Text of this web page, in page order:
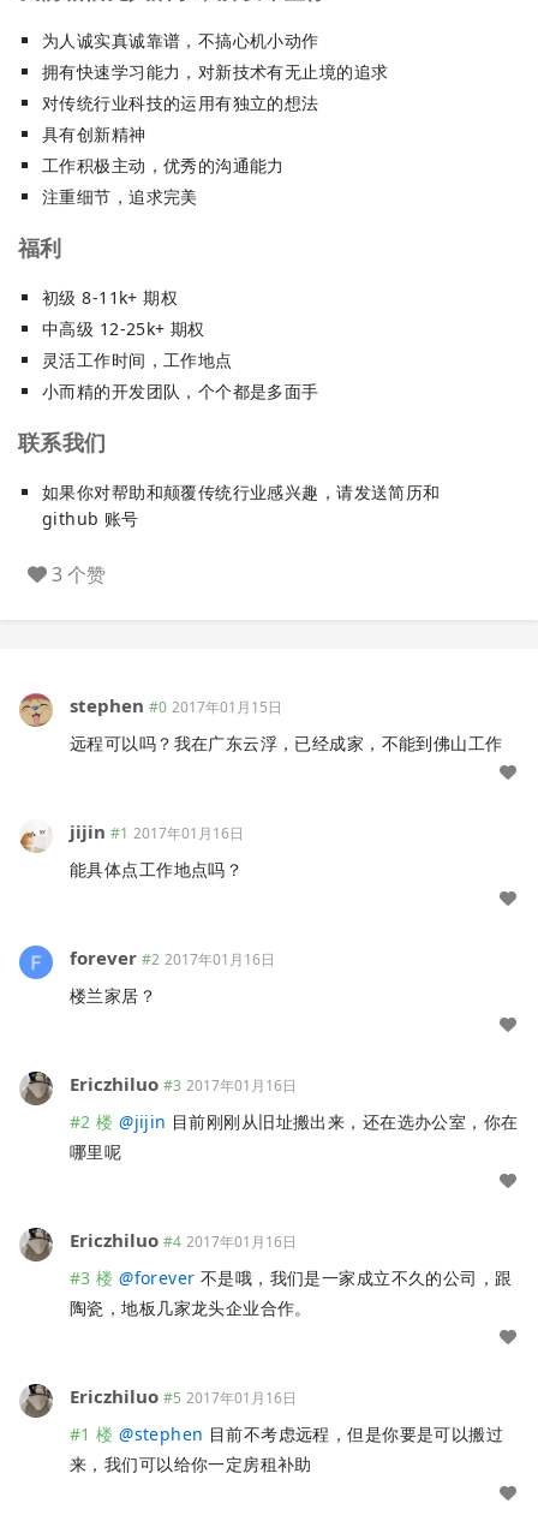
为人诚实真诚靠谱，不搞心机小动作
拥有快速学习能力，对新技术有无止境的追求
对传统行业科技的运用有独立的想法
具有创新精神
工作积极主动，优秀的沟通能力
注重细节，追求完美
福利
初级 8-11k+ 期权
中高级 12-25k+ 期权
灵活工作时间，工作地点
小而精的开发团队，个个都是多面手
联系我们
如果你对帮助和颠覆传统行业感兴趣，请发送简历和
github 账号
3 个赞
stephen #0 2017年01月15日
远程可以吗？我在广东云浮，已经成家，不能到佛山工作
jijin #1 2017年01月16日
能具体点工作地点吗？
forever #2 2017年01月16日
楼兰家居？
Ericzhiluo #3 2017年01月16日
#2 楼 @jijin 目前刚刚从旧址搬出来，还在选办公室，你在
哪里呢
Ericzhiluo #4 2017年01月16日
#3 楼 @forever 不是哦，我们是一家成立不久的公司，跟
陶瓷，地板几家龙头企业合作。
Ericzhiluo #5 2017年01月16日
#1 楼 @stephen 目前不考虑远程，但是你要是可以搬过
来，我们可以给你一定房租补助